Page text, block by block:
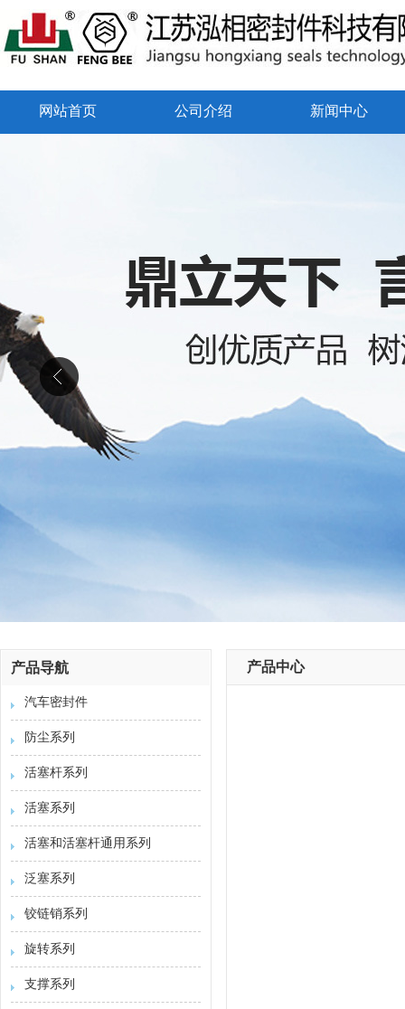
网站首页 公司介绍 新闻中心
产品导航
汽车密封件
防尘系列
活塞杆系列
活塞系列
活塞和活塞杆通用系列
泛塞系列
铰链销系列
旋转系列
支撑系列
产品中心